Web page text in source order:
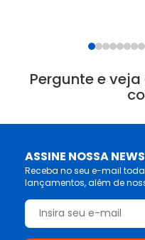
Pergunte e
ASSINE NOSSA
Receba no seu e-mail
lançamentos, além de